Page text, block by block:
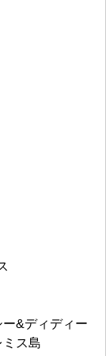
&ディディー
ス島